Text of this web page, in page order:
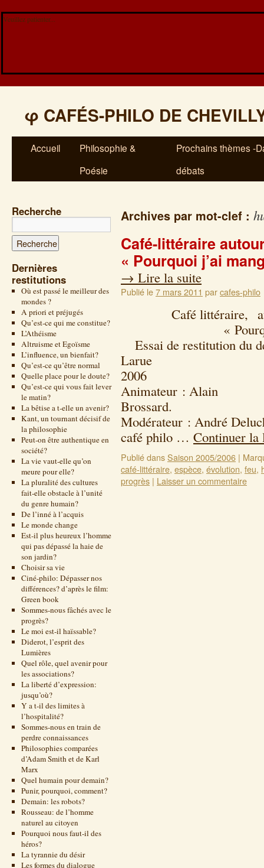
Veuillez patienter...
φ CAFÉS-PHILO DE
Accueil
Philosophie &
Poésie
Prochains thèmes -
débats
Recherche
Dernières
restitutions
Où est passé le meilleur des
mondes ?
A priori et préjugés
Qu’est-ce qui me constitue?
L’Athéisme
Altruisme et Egoïsme
L’influence, un bienfait?
Qu’est-ce qu’être normal
Quelle place pour le doute?
Qu’est-ce qui vous fait lever
le matin?
La bêtise a t-elle un avenir?
Kant, un tournant décisif de
la philosophie
Peut-on être authentique en
société?
La vie vaut-elle qu’on
meure pour elle?
La pluralité des cultures
fait-elle obstacle à l’unité
du genre humain?
De l’inné à l’acquis
Le monde change
Est-il plus heureux l’homme
qui pas dépassé la haie de
son jardin?
Choisir sa vie
Ciné-philo: Dépasser nos
différences? d’après le film:
Green book
Sommes-nous fâchés avec le
progrès?
Le moi est-il haïssable?
Diderot, l’esprit des
Lumières
Quel rôle, quel avenir pour
les associations?
La liberté d’expression:
jusqu’où?
Y a t-il des limites à
l’hospitalité?
Sommes-nous en train de
perdre connaissances
Philosophies comparées
d’Adam Smith et de Karl
Marx
Quel humain pour demain?
Punir, pourquoi, comment?
Demain: les robots?
Rousseau: de l’homme
naturel au citoyen
Pourquoi nous faut-il des
héros?
La tyrannie du désir
Les formes du dialogue
Archives par mot-clef :
Café-littéraire
« Pourquoi j’ai
→ Lire la suite
Publié le7 mars 2011 parcafes-philo
Café littéraire,
« Pourquoi j’ai
Essai de restitution du
Larue 22
Animateur : Alain
Modérateur : André
café philo … Continuer
Publié dansSaison 2005/2006 |
café-littéraire, espèce, évolution, feu,
progrès | Laisser un commentaire